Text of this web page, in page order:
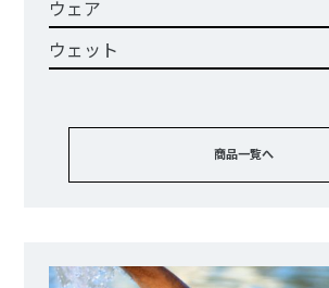
ウェア
ウェット
商品一覧へ